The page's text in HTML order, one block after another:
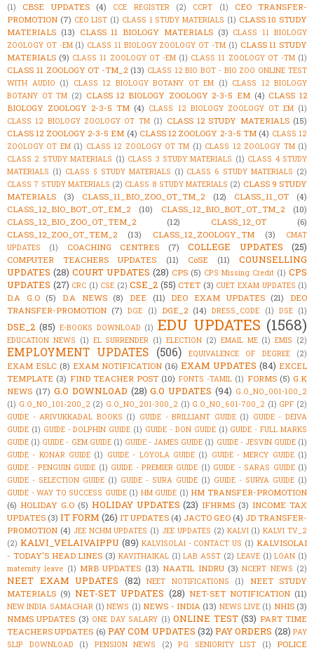
(1)
CBSE UPDATES (4) CCE REGISTER (2) CCRT (1)
CEO TRANSFER-
PROMOTION (7) CEO LIST (1) CLASS 1 STUDY MATERIALS (1) CLASS 10 STUDY
MATERIALS (13) CLASS 11 BIOLOGY MATERIALS (3) CLASS 11 BIOLOGY
ZOOLOGY OT -EM (1) CLASS 11 BIOLOGY ZOOLOGY OT -TM (1) CLASS 11 STUDY
MATERIALS (9) CLASS 11 ZOOLOGY OT -EM (1) CLASS 11 ZOOLOGY OT -TM (1)
CLASS 11 ZOOLOGY OT -TM_2 (13) CLASS 12 BIO BOT - BIO ZOO ONLINE TEST
WITH AUDIO (1) CLASS 12 BIOLOGY BOTANY OT EM (1) CLASS 12 BIOLOGY
BOTANY OT TM (2) CLASS 12 BIOLOGY ZOOLOGY 2-3-5 EM (4) CLASS 12
BIOLOGY ZOOLOGY 2-3-5 TM (4) CLASS 12 BIOLOGY ZOOLOGY OT EM (1)
CLASS 12 BIOLOGY ZOOLOGY OT TM (1) CLASS 12 STUDY MATERIALS (15)
CLASS 12 ZOOLOGY 2-3-5 EM (4) CLASS 12 ZOOLOGY 2-3-5 TM (4) CLASS 12
ZOOLOGY OT EM (1) CLASS 12 ZOOLOGY OT TM (1) CLASS 12 ZOOLOGY TM (1)
CLASS 2 STUDY MATERIALS (1) CLASS 3 STUDY MATERIALS (1) CLASS 4 STUDY
MATERIALS (1) CLASS 5 STUDY MATERIALS (1) CLASS 6 STUDY MATERIALS (2)
CLASS 7 STUDY MATERIALS (2) CLASS 8 STUDY MATERIALS (2) CLASS 9 STUDY
MATERIALS
(3) CLASS_11_BIO_ZOO_OT_TM_2 (12) CLASS_11_OT
(4)
CLASS_12_BIO_BOT_OT_EM_2
(10) CLASS_12_BIO_BOT_OT_TM_2
(10)
CLASS_12_BIO_ZOO_OT_TEM_2
(12) CLASS_12_OT
(6)
CLASS_12_ZOO_OT_TEM_2
(13) CLASS_12_ZOOLOGY_TM (3)
CMAT
UPDATES
(1) COACHING CENTRES (7) COLLEGE UPDATES (25)
COMPUTER TEACHERS UPDATES (11) CoSE (11)
COUNSELLING
UPDATES (28) COURT UPDATES (28) CPS (5) CPS Missing Credit (1) CPS
UPDATES (27) CRC (1) CSE (2) CSE_2 (55) CTET (3) CUET EXAM UPDATES (1)
D.A G.O (5) D.A NEWS (8) DEE (11) DEO EXAM UPDATES (21)
DEO
TRANSFER-PROMOTION (7) DGE (1) DGE_2 (14) DRESS_CODE (1) DSE (1)
DSE_2 (85) E-BOOKS DOWNLOAD (1) EDU UPDATES (1568)
EDUCATION NEWS (1) EL SURRENDER (1) ELECTION (2) EMAIL ME (1) EMIS (2)
EMPLOYMENT UPDATES (506) EQUIVALENCE OF DEGREE (2)
EXAM ESLC (8) EXAM NOTIFICATION (16) EXAM UPDATES (84) EXCEL
TEMPLATE (3) FIND TEACHER POST (10) FONTS -TAMIL (1) FORMS (5) G.K
NEWS (17) G.O DOWNLOAD (28) G.O UPDATES (94) G.O_NO_001-100_2
(1) G.O_NO_101-200_2 (2) G.O_NO_201-300_2 (1) G.O_NO_601-700_2 (1) GPF (2)
GUIDE - ARIVUKKADAL BOOKS (1) GUIDE - BRILLIANT GUIDE (1) GUIDE - DEIVA
GUIDE (1) GUIDE - DOLPHIN GUIDE (1) GUIDE - DON GUIDE (1) GUIDE - FULL MARKS
GUIDE (1) GUIDE - GEM GUIDE (1) GUIDE - JAMES GUIDE (1) GUIDE - JESVIN GUIDE (1)
GUIDE - KONAR GUIDE (1) GUIDE - LOYOLA GUIDE (1) GUIDE - MERCY GUIDE (1)
GUIDE - PENGUIN GUIDE (1) GUIDE - PREMIER GUIDE (1) GUIDE - SARAS GUIDE (1)
GUIDE - SELECTION GUIDE (1) GUIDE - SURA GUIDE (1) GUIDE - SURYA GUIDE (1)
GUIDE - WAY TO SUCCESS GUIDE (1) HM GUIDE (1) HM TRANSFER-PROMOTION
(6) HOLIDAY G.O (5) HOLIDAY UPDATES (23) IFHRMS (3) INCOME TAX
UPDATES (3) IT FORM (26) IT UPDATES (4) JACTO GEO (4) JD TRANSFER-
PROMOTION (4) JEE NCHM UPDATES (1) JEE UPDATES (2) KALVI (1) KALVI TV_2
(2) KALVI_VELAIVAIPPU (89) KALVISOLAI - CONTACT US (1) KALVISOLAI
- TODAY'S HEAD LINES (3) KAVITHAIKAL (1) LAB ASST (2) LEAVE (1) LOAN (1)
maternity leave (1) MRB UPDATES (13) NAATIL INDRU (3) NCERT NEWS (2)
NEET EXAM UPDATES (82) NEET NOTIFICATIONS (1)
NEET STUDY
MATERIALS (9) NET-SET UPDATES (28) NET-SET NOTIFICATION (11)
NEW INDIA SAMACHAR (1) NEWS (1) NEWS - INDIA (13) NEWS LIVE (1) NHIS (3)
NMMS UPDATES (3) ONE DAY SALARY (1) ONLINE TEST (53) PART TIME
TEACHERS UPDATES (6) PAY COM UPDATES (32) PAY ORDERS (28) PAY
SLIP DOWNLOAD
(1) PENSION NEWS (2) PG SENIORITY LIST (1)
POLICE